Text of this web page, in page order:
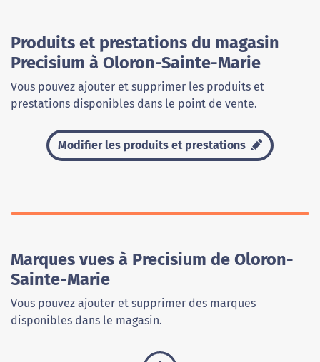
Produits et prestations du magasin
Precisium à Oloron-Sainte-Marie
Vous pouvez ajouter et supprimer les produits et
prestations disponibles dans le point de vente.
Modifier les produits et prestations
Marques vues à Precisium de Oloron-
Sainte-Marie
Vous pouvez ajouter et supprimer des marques
disponibles dans le magasin.